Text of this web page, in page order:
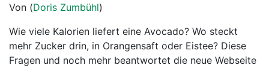
Ratgeber
Von (Doris Zumbühl)
Wie viele Kalorien liefert eine Avocado? Wo steckt
mehr Zucker drin, in Orangensaft oder Eistee? Diese
Fragen und noch mehr beantwortet die neue Webseite